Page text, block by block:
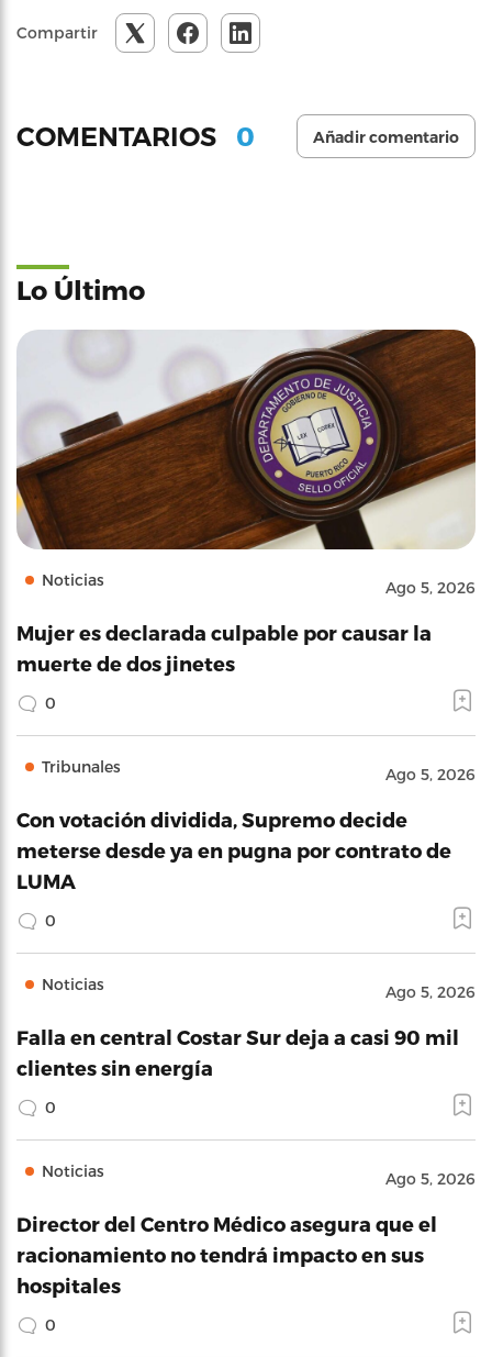
Compartir
COMENTARIOS 0 Añadir comentario
Lo Último
Noticias Ago 5, 2026
Mujer es declarada culpable por causar la
muerte de dos jinetes
0
Tribunales Ago 5, 2026
Con votación dividida, Supremo decide
meterse desde ya en pugna por contrato de
LUMA
0
Noticias Ago 5, 2026
Falla en central Costar Sur deja a casi 90 mil
clientes sin energía
0
Noticias Ago 5, 2026
Director del Centro Médico asegura que el
racionamiento no tendrá impacto en sus
hospitales
0